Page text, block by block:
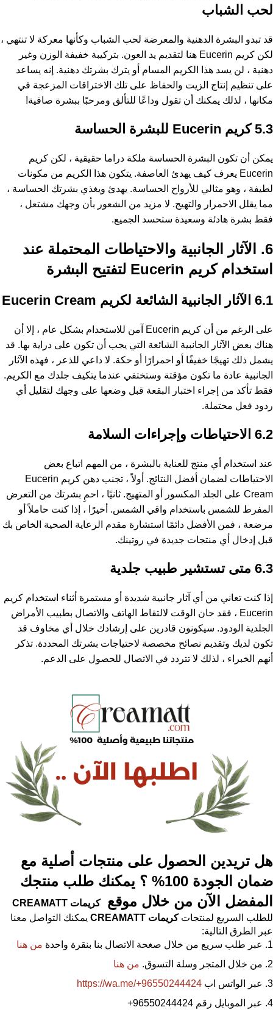
لحب الشباب
قد تبدو البشرة الدهنية والمعرضة لحب الشباب وكأنها معركة لا تنتهي ،
لكن كريم Eucerin هنا لتقديم يد العون. بتركيبة خفيفة الوزن وغير
دهنية ، لن يسد هذا الكريم المسام أو يترك بشرتك دهنية. إنه يساعد
على تنظيم إنتاج الزيت والحفاظ على تلك الاختراقات المزعجة في
مكانها ، لذلك يمكنك أن تقول وداعًا للتألق ومرحبًا ببشرة صافية!
5.3 كريم Eucerin للبشرة الحساسة
يمكن أن تكون البشرة الحساسة ملكة دراما حقيقية ، لكن كريم
Eucerin يعرف كيف يهدئ العاصفة. يتكون هذا الكريم من مكونات
لطيفة ، وهو مثالي للأرواح الحساسة. يهدئ ويغذي بشرتك الحساسة ،
مما يقلل الاحمرار والتهيج. لا مزيد من الشعور بأن وجهك مشتعل ،
فقط بشرة هادئة وسعيدة ستحسد الجميع.
6. الآثار الجانبية والاحتياطات المحتملة عند
استخدام كريم Eucerin لتفتيح البشرة
6.1 الآثار الجانبية الشائعة لكريم Eucerin Cream
على الرغم من أن كريم Eucerin آمن للاستخدام بشكل عام ، إلا أن
هناك بعض الآثار الجانبية الشائعة التي يجب أن تكون على دراية بها. قد
يشمل ذلك تهيجًا خفيفًا أو احمرارًا أو حكة. لا داعي للذعر ، فهذه الآثار
الجانبية عادة ما تكون مؤقتة وستختفي عندما يتكيف جلدك مع الكريم.
فقط تأكد من إجراء اختبار البقعة قبل وضعها على وجهك لتقليل أي
ردود فعل محتملة.
6.2 الاحتياطات وإجراءات السلامة
عند استخدام أي منتج للعناية بالبشرة ، من المهم اتباع بعض
الاحتياطات لضمان أفضل النتائج. أولاً ، تجنب دهن كريم Eucerin
Cream على الجلد المكسور أو المتهيج. ثانيًا ، احمِ بشرتك من التعرض
المفرط للشمس باستخدام واقي الشمس. أخيرًا ، إذا كنت حاملاً أو
مرضعة ، فمن الأفضل دائمًا استشارة مقدم الرعاية الصحية الخاص بك
قبل إدخال أي منتجات جديدة في روتينك.
6.3 متى تستشير طبيب جلدية
إذا كنت تعاني من أي آثار جانبية شديدة أو مستمرة أثناء استخدام كريم
Eucerin ، فقد حان الوقت لالتقاط الهاتف والاتصال بطبيب الأمراض
الجلدية الودود. سيكونون قادرين على إرشادك خلال أي مخاوف قد
تكون لديك وتقديم نصائح مخصصة لاحتياجات بشرتك المحددة. تذكر
أنهم الخبراء ، لذلك لا تتردد في الاتصال للحصول على الدعم.
هل تريدين الحصول على منتجات أصلية مع
ضمان الجودة 100% ؟ يمكنك طلب منتجك
المفضل الآن من خلال موقع
كريمات CREAMATT
للطلب السريع لمنتجاتكريمات CREAMATT يمكنك التواصل معنا
عبر الطرق التالية:
عبر طلب سريع من خلال صغحة الاتصال بنا بنقرة واحدة من هنا
من خلال المتجر وسلة التسوق. من هنا
عبر الواتس اب https://wa.me/+96550244424
عبر الموبايل رقم 96550244424
+